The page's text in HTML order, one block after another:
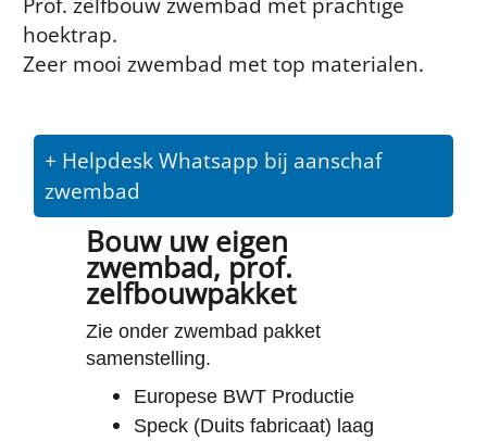
hoektrap.
Zeer mooi zwembad met top materialen.
+ Helpdesk Whatsapp bij aanschaf
zwembad
Bouw uw eigen
zwembad, prof.
zelfbouwpakket
Zie onder zwembad pakket
samenstelling.
Europese BWT Productie
Speck (Duits fabricaat) laag